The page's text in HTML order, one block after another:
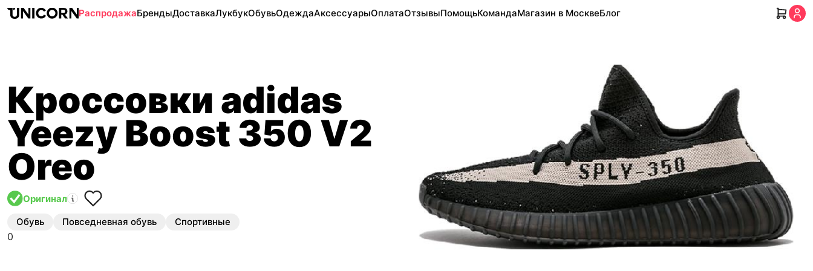
РаспродажаБрендыДоставкаЛукбукОбувьОдеждаАксессуарыОплатаОтзывыПомощьКомандаМагазин в МосквеБлог
Кроссовки adidas
Yeezy Boost 350 V2
Oreo
Оригинал
Обувь Повседневная обувь Спортивные
0